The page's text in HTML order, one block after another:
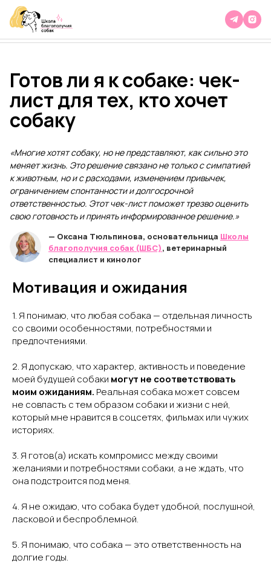
Готов ли я к собаке: чек-
лист для тех, кто хочет
собаку
«Многие хотят собаку, но не представляют, как сильно это
меняет жизнь. Это решение связано не только с симпатией
к животным, но и с расходами, изменением привычек,
ограничением спонтанности и долгосрочной
ответственностью. Этот чек-лист поможет трезво оценить
свою готовность и принять информированное решение.»
— Оксана Тюльпинова, основательница Школы
благополучия собак (ШБС), ветеринарный
специалист и кинолог
Мотивация и ожидания
1. Я понимаю, что любая собака — отдельная личность
со своими особенностями, потребностями и
предпочтениями.
2. Я допускаю, что характер, активность и поведение
моей будущей собаки могут не соответствовать
моим ожиданиям. Реальная собака может совсем
не совпасть с тем образом собаки и жизни с ней,
который мне нравится в соцсетях, фильмах или чужих
историях.
3. Я готов(а) искать компромисс между своими
желаниями и потребностями собаки, а не ждать, что
она подстроится под меня.
4. Я не ожидаю, что собака будет удобной, послушной,
ласковой и беспроблемной.
5. Я понимаю, что собака — это ответственность на
долгие годы.